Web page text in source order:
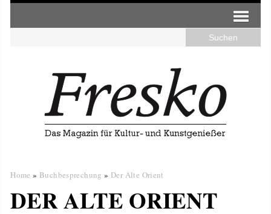
Home » Buchbesprechung » Der Alte Orient
DER ALTE ORIENT